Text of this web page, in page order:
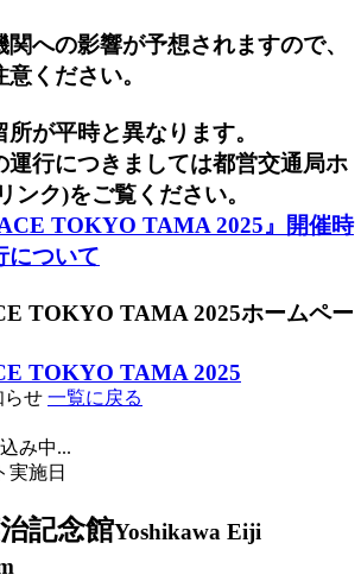
への影響が予想されますので、
ください。
が平時と異なります。
運行につきましては都営交通局ホ
ンク)をご覧ください。
TOKYO TAMA 2025』開催時
について
TOKYO TAMA 2025ホームペー
TOKYO TAMA 2025
らせ 一覧に戻る
み中...
実施日
記念館Yoshikawa Eiji